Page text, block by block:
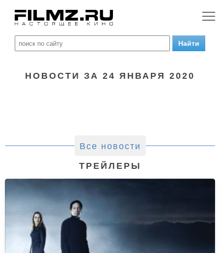
НОВОСТИ ЗА 24 ЯНВАРЯ 2020
Все новости
ТРЕЙЛЕРЫ